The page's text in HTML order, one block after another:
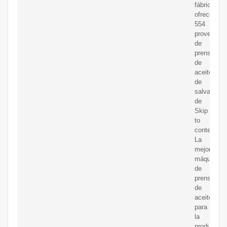
fábrica
ofrece
554
de
prensas
de
aceite
de
salvado
de
Skip
to
content
La
mejor
máquina
de
prensado
de
aceite
para
la